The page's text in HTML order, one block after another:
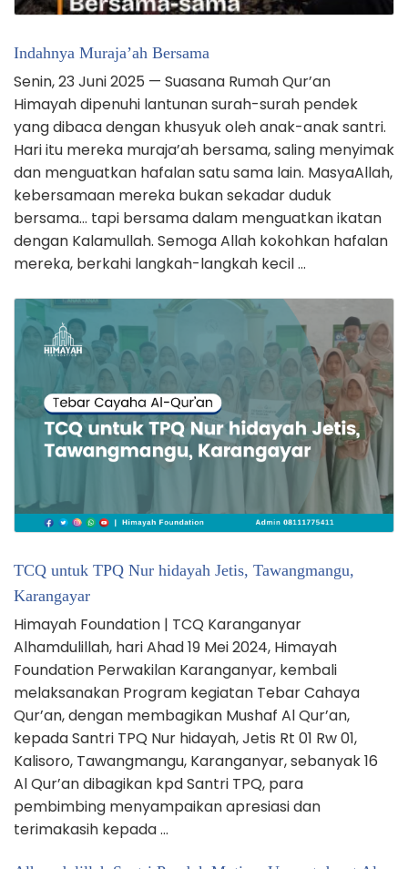
Indahnya Muraja’ah Bersama
Senin, 23 Juni 2025 — Suasana Rumah Qur’an
Himayah dipenuhi lantunan surah-surah pendek
yang dibaca dengan khusyuk oleh anak-anak santri.
Hari itu mereka muraja’ah bersama, saling menyimak
dan menguatkan hafalan satu sama lain. MasyaAllah,
kebersamaan mereka bukan sekadar duduk
bersama… tapi bersama dalam menguatkan ikatan
dengan Kalamullah. Semoga Allah kokohkan hafalan
mereka, berkahi langkah-langkah kecil …
TCQ untuk TPQ Nur hidayah Jetis, Tawangmangu,
Karangayar
Himayah Foundation | TCQ Karanganyar
Alhamdulillah, hari Ahad 19 Mei 2024, Himayah
Foundation Perwakilan Karanganyar, kembali
melaksanakan Program kegiatan Tebar Cahaya
Qur’an, dengan membagikan Mushaf Al Qur’an,
kepada Santri TPQ Nur hidayah, Jetis Rt 01 Rw 01,
Kalisoro, Tawangmangu, Karanganyar, sebanyak 16
Al Qur’an dibagikan kpd Santri TPQ, para
pembimbing menyampaikan apresiasi dan
terimakasih kepada …